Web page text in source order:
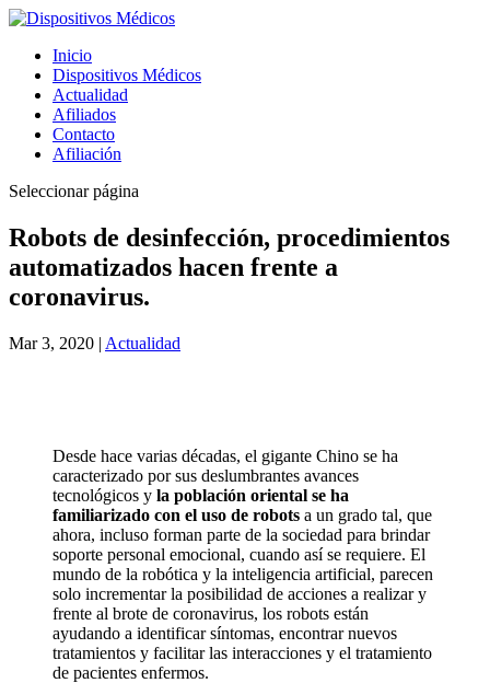
Inicio
Dispositivos Médicos
Actualidad
Afiliados
Contacto
Afiliación
Seleccionar página
Robots de desinfección, procedimientos
automatizados hacen frente a
coronavirus.
Mar 3, 2020 | Actualidad
Desde hace varias décadas, el gigante Chino se ha
caracterizado por sus deslumbrantes avances
tecnológicos y la población oriental se ha
familiarizado con el uso de robots a un grado tal, que
ahora, incluso forman parte de la sociedad para brindar
soporte personal emocional, cuando así se requiere. El
mundo de la robótica y la inteligencia artificial, parecen
solo incrementar la posibilidad de acciones a realizar y
frente al brote de coronavirus, los robots están
ayudando a identificar síntomas, encontrar nuevos
tratamientos y facilitar las interacciones y el tratamiento
de pacientes enfermos.